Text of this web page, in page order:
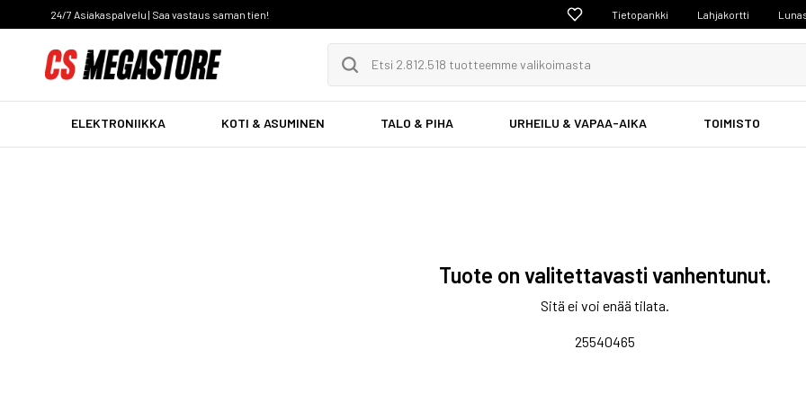
24/7 Asiakaspalvelu | Saa vastaus saman tien! Tietopankki Lahjakortti
ELEKTRONIIKKA KOTI & ASUMINEN TALO & PIHA URHEILU & VAPAA-AIKA TOIMISTO
Tuote on valitettavasti vanhentunut.
Sitä ei voi enää tilata.
25540465